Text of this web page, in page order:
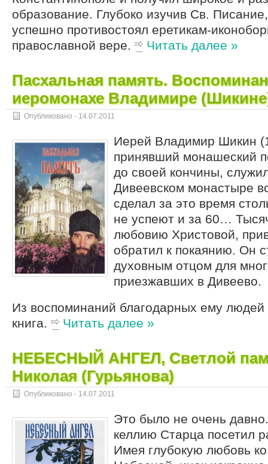
образование. Глубоко изучив Св.
успешно противостоял еретикам-
православной вере.
Читать далее »
Пасхальная память.
иеромонахе Владимире
Опубликовано - 14.07.2011
Иерей Владимир Шикин
принявший монашеский
до своей кончины,
Дивеевском монастыре
сделал за это время
не успеют и за 60…
любовию Христовой,
обратил к покаянию. Он
духовным отцом для
приезжавших в Дивеево.
Из воспоминаний благодарных ему людей
книга.
Читать далее »
НЕБЕСНЫЙ АНГЕЛ, Светлой
Николая (Гурьянова)
Опубликовано - 14.07.2011
Это было не очень
келлию Старца посетил
Имея глубокую любовь